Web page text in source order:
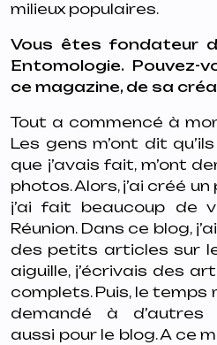
milieux populaires.
Vous êtes fondateur
Entomologie. Pouvez-
ce magazine, de sa
Tout a commencé à
Les gens m’ont dit
que j’avais fait, m’ont
photos. Alors, j’ai créé
j’ai fait beaucoup de
Réunion. Dans ce blog,
des petits articles sur
aiguille, j’écrivais des
complets. Puis, le temps
demandé à d’autres
aussi pour le blog. A ce